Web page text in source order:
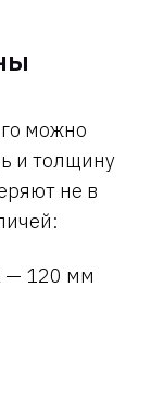
можно
и толщину
не в
— 120 мм